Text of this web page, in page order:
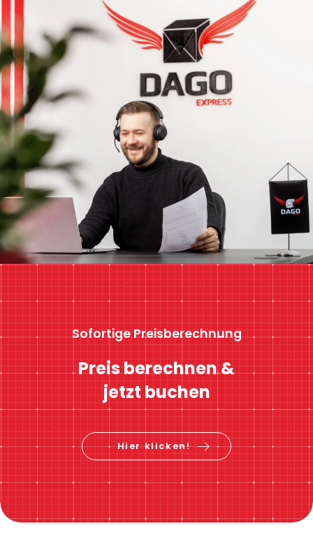
Sofortige Preisberechnung
Preis berechnen &
jetzt buchen
Hier klicken!